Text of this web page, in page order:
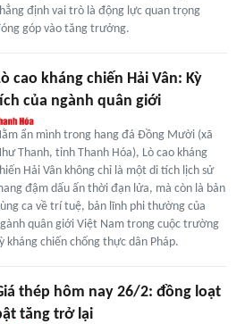
định vai trò là động lực quan trọng
góp vào tăng trưởng.
cao kháng chiến Hải Vân: Kỳ
của ngành quân giới
ẩn mình trong hang đá Đồng Mười (xã
Thanh, tỉnh Thanh Hóa), Lò cao kháng
Hải Vân không chỉ là một di tích lịch sử
đậm dấu ấn thời đạn lửa, mà còn là bản
ca về trí tuệ, bản lĩnh phi thường của
quân giới Việt Nam trong cuộc trường
kháng chiến chống thực dân Pháp.
thép hôm nay 26/2: đồng loạt
tăng trở lại